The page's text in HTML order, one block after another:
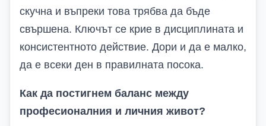
скучна и въпреки това трябва да бъде
свършена. Ключът се крие в дисциплината и
консистентното действие. Дори и да е малко,
да е всеки ден в правилната посока.
Как да постигнем баланс между
професионалния и личния живот?